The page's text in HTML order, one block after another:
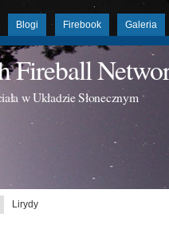
Blogi Firebook Galeria
Fireball
w Układzie Słonecznym
Lirydy